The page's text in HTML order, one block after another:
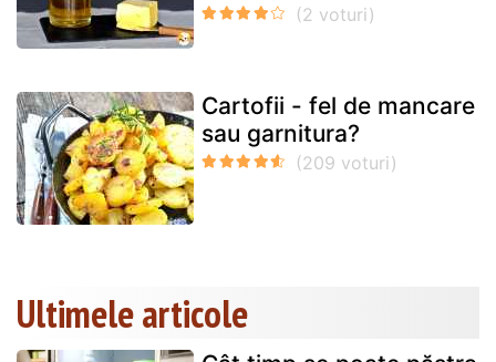
Cartofii - fel de mancare
sau garnitura?
Ultimele articole